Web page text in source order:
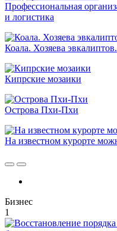
Профессиональная
и логистика
Коала. Хозяева эвкалиптов.
Кипрские мозаики
Острова Пхи-Пхи
На известном курорте
Бизнес
1